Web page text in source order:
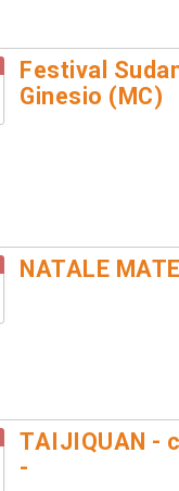
Festival
Ginesio (MC)
NATALE
TAIJIQUAN -
-